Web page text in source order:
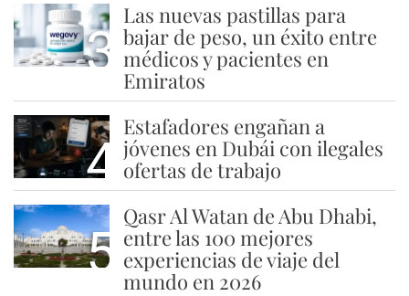
3
Las nuevas pastillas para
bajar de peso, un éxito entre
médicos y pacientes en
Emiratos
4
Estafadores engañan a
jóvenes en Dubái con ilegales
ofertas de trabajo
5
Qasr Al Watan de Abu Dhabi,
entre las 100 mejores
experiencias de viaje del
mundo en 2026